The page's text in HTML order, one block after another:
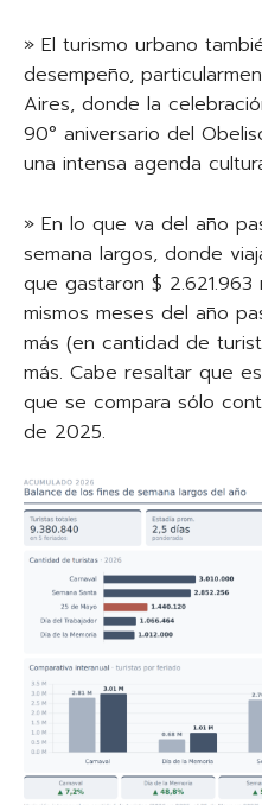
» El turismo urbano
desempeño,
Aires, donde la
90° aniversario del
una intensa agenda
» En lo que va del año
semana largos, donde
que gastaron $ 2.621.963
mismos meses del año
más (en cantidad de
más. Cabe resaltar que
que se compara sólo
de 2025.